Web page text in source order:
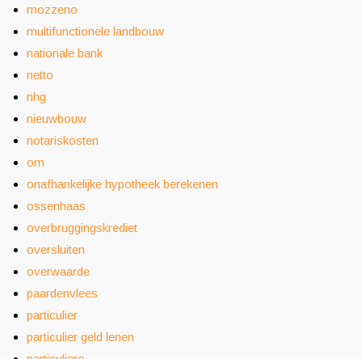
mozzeno
multifunctionele landbouw
nationale bank
netto
nhg
nieuwbouw
notariskosten
om
onafhankelijke hypotheek berekenen
ossenhaas
overbruggingskrediet
oversluiten
overwaarde
paardenvlees
particulier
particulier geld lenen